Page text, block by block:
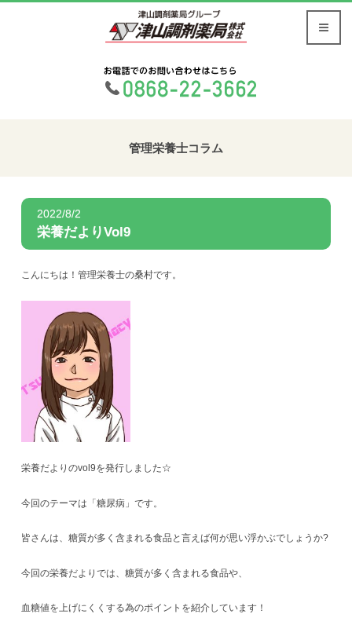
管理栄養士コラム
2022/8/2
栄養だよりVol9
こんにちは！管理栄養士の桑村です。
栄養だよりのvol9を発行しました☆
今回のテーマは「糖尿病」です。
皆さんは、糖質が多く含まれる食品と言えば何が思い浮かぶでしょうか?
今回の栄養だよりでは、糖質が多く含まれる食品や、
血糖値を上げにくくする為のポイントを紹介しています！